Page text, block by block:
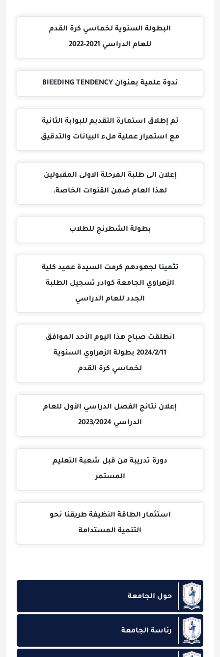
البطولة السنوية لخماسي كرة القدم
للعام الدراسي 2021-2022
ندوة علمية بعنوان BIEEDING TENDENCY
تم إطلاق استمارة التقديم للبوابة الثانية
مع استمرار عملية ملء البيانات والتدقيق
إعلان الى طلبة المرحلة الاولى المقبولين
لهذا العام ضمن القنوات الخاصة.
بطولة الشطرنج للطلاب
تثمينا لجهودهم كرمت السيدة عميد كلية
الزهراوي الجامعة كوادر تسجيل الطلبة
الجدد للعام الدراسي
انطلقت صباح هذا اليوم الأحد الموافق
2024/2/11 بطولة الزهراوي السنوية
لخماسي كرة القدم
إعلان نتائج الفصل الدراسي الأول للعام
الدراسي 2023/2024
دورة تدريبة من قبل شعبة التعليم
المستمر
استثمار الطاقة النظيفة طريقنا نحو
التنمية المستدامة
حول الجامعة
رئاسة الجامعة